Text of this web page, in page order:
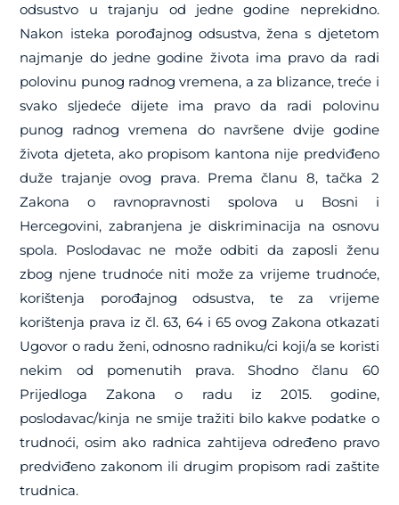
odsustvo u trajanju od jedne godine neprekidno.
Nakon isteka porođajnog odsustva, žena s djetetom
najmanje do jedne godine života ima pravo da radi
polovinu punog radnog vremena, a za blizance, treće i
svako sljedeće dijete ima pravo da radi polovinu
punog radnog vremena do navršene dvije godine
života djeteta, ako propisom kantona nije predviđeno
duže trajanje ovog prava. Prema članu 8, tačka 2
Zakona o ravnopravnosti spolova u Bosni i
Hercegovini, zabranjena je diskriminacija na osnovu
spola. Poslodavac ne može odbiti da zaposli ženu
zbog njene trudnoće niti može za vrijeme trudnoće,
korištenja porođajnog odsustva, te za vrijeme
korištenja prava iz čl. 63, 64 i 65 ovog Zakona otkazati
Ugovor o radu ženi, odnosno radniku/ci koji/a se koristi
nekim od pomenutih prava. Shodno članu 60
Prijedloga Zakona o radu iz 2015. godine,
poslodavac/kinja ne smije tražiti bilo kakve podatke o
trudnoći, osim ako radnica zahtijeva određeno pravo
predviđeno zakonom ili drugim propisom radi zaštite
trudnica.